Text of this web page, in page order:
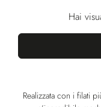
Hai
Realizzata con i filati